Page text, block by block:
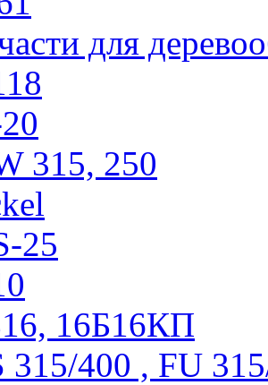
для
315, 250
25
16Б16КП
315/400 , FU